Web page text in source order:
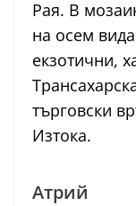
Рая. В
на осем
екзотични,
търговски
Изтока.
Атрий